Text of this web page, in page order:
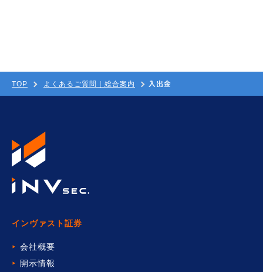
TOP よくあるご質問｜総合案内 入出金
インヴァスト証券
会社概要
開示情報